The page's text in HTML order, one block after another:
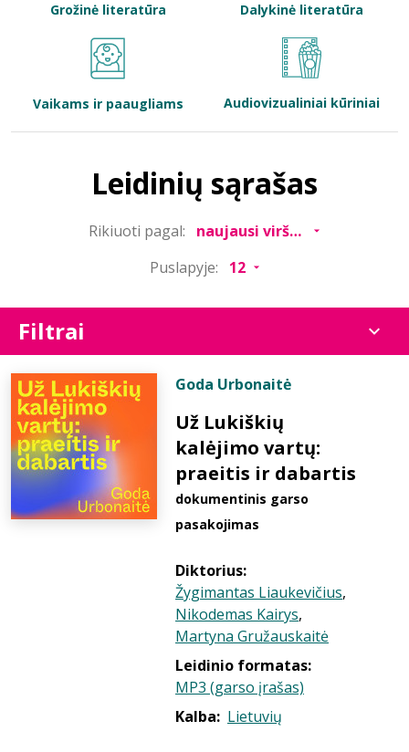
Bibliotekoms
Grožinė literatūra Dalykinė literatūra
Vaikams ir paaugliams Audiovizualiniai kūriniai
Leidinių sąrašas
Rikiuoti pagal:
Puslapyje:
Filtrai
Goda Urbonaitė
Už Lukiškių
kalėjimo vartų:
praeitis ir dabartis
dokumentinis garso
pasakojimas
Diktorius:
Žygimantas Liaukevičius,
Nikodemas Kairys,
Martyna Gružauskaitė
Leidinio formatas:
MP3 (garso įrašas)
Kalba: Lietuvių